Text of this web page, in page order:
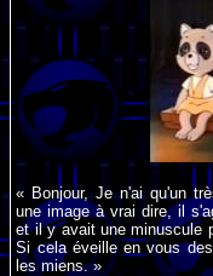
« Bonjour, Je n'ai qu'un
une image à vrai dire, il
et il y avait une minuscule
Si cela éveille en vous
les miens. »